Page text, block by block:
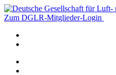
Zum DGLR-Mitglieder-Login